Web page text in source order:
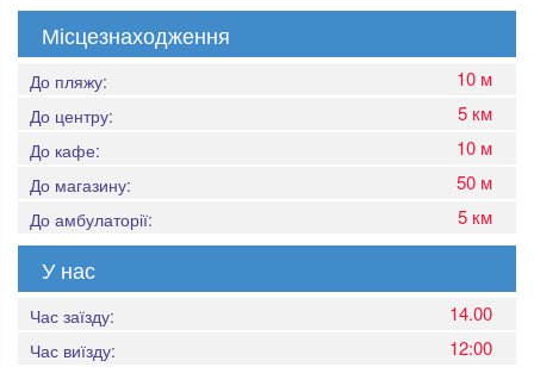
Місцезнаходження
До пляжу: 10 м
До центру: 5 км
До кафе: 10 м
До магазину: 50 м
До амбулаторії: 5 км
У нас
Час заїзду: 14.00
Час виїзду: 12:00